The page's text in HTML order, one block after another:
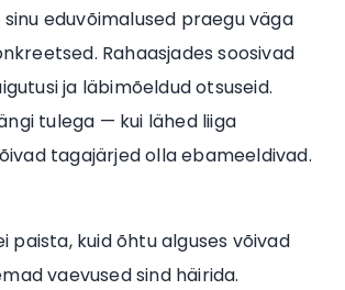
eduvõimalused praegu väga
Rahaasjades soosivad
ja läbimõeldud otsuseid.
tulega — kui lähed liiga
tagajärjed olla ebameeldivad.
paista, kuid õhtu alguses võivad
vaevused sind häirida.